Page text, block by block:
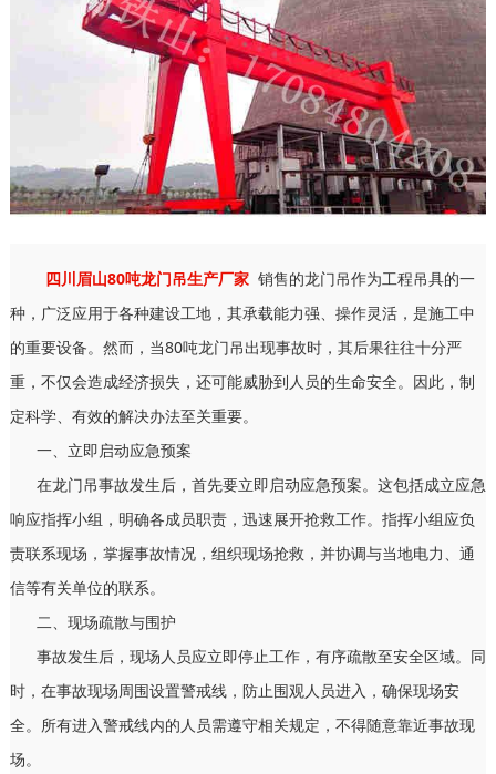
四川眉山80吨龙门吊生产厂家 销售的龙门吊作为工程吊具的一
种，广泛应用于各种建设工地，其承载能力强、操作灵活，是施工中
的重要设备。然而，当80吨龙门吊出现事故时，其后果往往十分严
重，不仅会造成经济损失，还可能威胁到人员的生命安全。因此，制
定科学、有效的解决办法至关重要。
一、立即启动应急预案
在龙门吊事故发生后，首先要立即启动应急预案。这包括成立应急
响应指挥小组，明确各成员职责，迅速展开抢救工作。指挥小组应负
责联系现场，掌握事故情况，组织现场抢救，并协调与当地电力、通
信等有关单位的联系。
二、现场疏散与围护
事故发生后，现场人员应立即停止工作，有序疏散至安全区域。同
时，在事故现场周围设置警戒线，防止围观人员进入，确保现场安
全。所有进入警戒线内的人员需遵守相关规定，不得随意靠近事故现
场。